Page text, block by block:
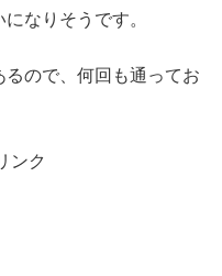
なりそうです。
ので、何回も通ってお
ンク